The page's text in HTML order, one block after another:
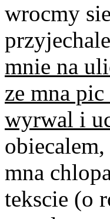
wrocmy
mnie na
ze mna
wyrwal i
mna
tekscie (o